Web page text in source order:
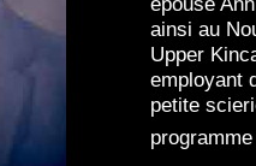
ainsi au
Upper
employant
petite